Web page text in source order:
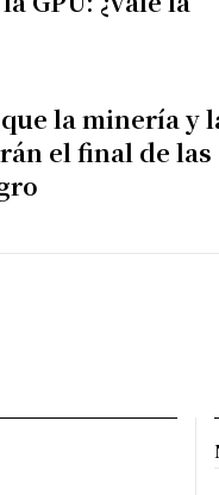
la minería y
el final de las